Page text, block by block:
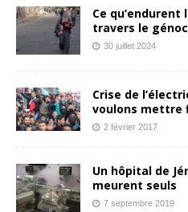
Ce qu’endurent
travers le
30 juillet 2024
Crise de
voulons mettre
2 février 2017
Un hôpital de
meurent seuls
7 septembre 2019